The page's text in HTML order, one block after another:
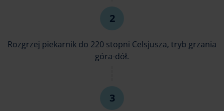
Rozgrzej piekarnik do 220 stopni Celsjusza, tryb grzania
góra-dół.